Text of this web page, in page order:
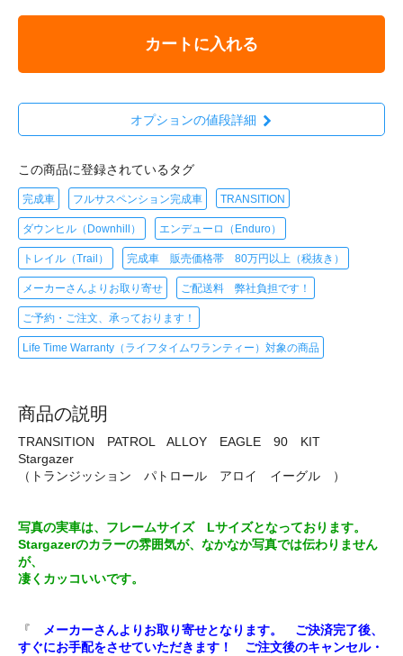
カートに入れる
オプションの値段詳細
この商品に登録されているタグ
完成車 フルサスペンション完成車 TRANSITION
ダウンヒル（Downhill） エンデューロ（Enduro）
トレイル（Trail） 完成車 販売価格帯 80万円以上（税抜き）
メーカーさんよりお取り寄せ ご配送料 弊社負担です！
ご予約・ご注文、承っております！
Life Time Warranty（ライフタイムワランティー）対象の商品
商品の説明
TRANSITION PATROL ALLOY EAGLE 90 KIT
Stargazer
（トランジッション パトロール アロイ イーグル ）
写真の実車は、フレームサイズ Lサイズとなっております。
Stargazerのカラーの雰囲気が、なかなか写真では伝わりません
が、
凄くカッコいいです。
『
メーカーさんよりお取り寄せとなります。 ご決済完了後、
すぐにお手配をさせていただきます！ ご注文後のキャンセル・